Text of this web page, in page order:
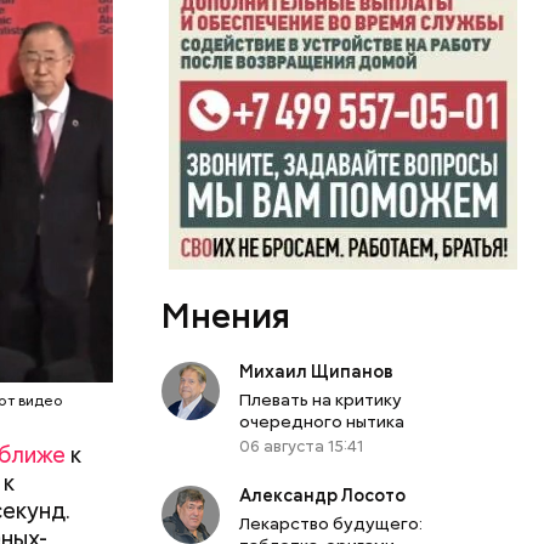
видео
к
часов
2018
свое
Вторая
А ведь
Мнения
Михаил Щипанов
Плевать на критику
очередного нытика
06 августа 15:41
Александр Лосото
Лекарство будущего: